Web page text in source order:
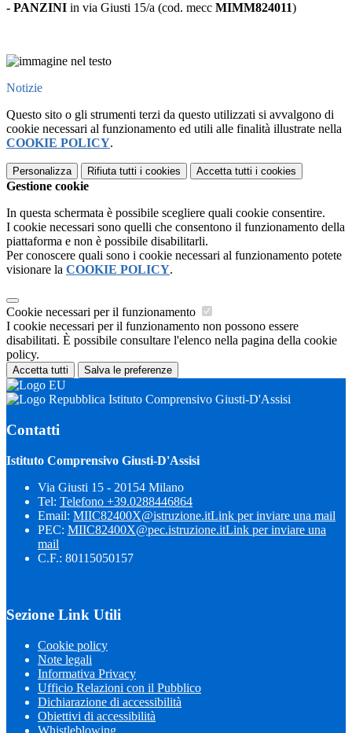
- PANZINI in via Giusti 15/a (cod. mecc MIMM824011)
Notizie
Questo sito o gli strumenti terzi da questo utilizzati si avvalgono di
cookie necessari al funzionamento ed utili alle finalità illustrate nella
COOKIE POLICY.
Personalizza Rifiuta tutti i cookies Accetta tutti i cookies
Gestione cookie
In questa schermata è possibile scegliere quali cookie consentire.
I cookie necessari sono quelli che consentono il funzionamento della
piattaforma e non è possibile disabilitarli.
Per conoscere quali sono i cookie necessari al funzionamento potete
visionare la COOKIE POLICY.
Cookie necessari per il funzionamento
I cookie necessari per il funzionamento non possono essere
disabilitati. È possibile consultare l'elenco nella pagina della cookie
policy.
Accetta tutti Salva le preferenze
Istituto Comprensivo Giusti-D'Assisi
Contatti
Istituto Comprensivo Giusti-D'Assisi
Via Giusti 15 - 20154 Milano
Tel: Telefono +39.0288446864
Email: MIIC82400X@istruzione.itLink per inviare una mail
PEC: MIIC82400X@pec.istruzione.itLink per inviare una
mail
C.F.: 80115050157
Sezione Link Utili
Cookie policy
Note legali
Informativa Privacy
Ufficio Relazioni con il Pubblico
Dichiarazione di accessibilità
Obiettivi di accessibilità
Whistleblowing